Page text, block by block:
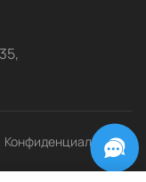
Конфиденциальность